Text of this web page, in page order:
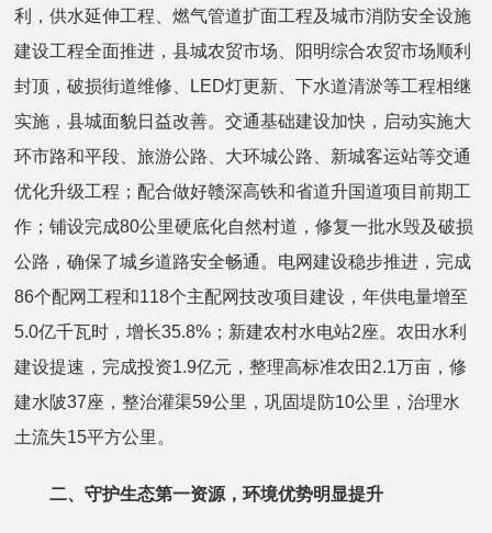
利，供水延伸工程、燃气管道扩面工程及城市消防安全设施
建设工程全面推进，县城农贸市场、阳明综合农贸市场顺利
封顶，破损街道维修、LED灯更新、下水道清淤等工程相继
实施，县城面貌日益改善。交通基础建设加快，启动实施大
环市路和平段、旅游公路、大环城公路、新城客运站等交通
优化升级工程；配合做好赣深高铁和省道升国道项目前期工
作；铺设完成80公里硬底化自然村道，修复一批水毁及破损
公路，确保了城乡道路安全畅通。电网建设稳步推进，完成
86个配网工程和118个主配网技改项目建设，年供电量增至
5.0亿千瓦时，增长35.8%；新建农村水电站2座。农田水利
建设提速，完成投资1.9亿元，整理高标准农田2.1万亩，修
建水陂37座，整治灌渠59公里，巩固堤防10公里，治理水
土流失15平方公里。
二、守护生态第一资源，环境优势明显提升